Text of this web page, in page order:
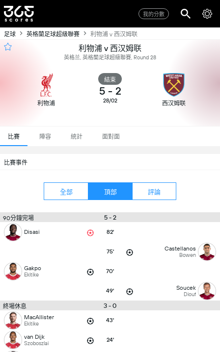
我的分數
足球 英格蘭足球超級聯賽 利物浦 v 西汉姆联
利物浦 v 西汉姆联
英格兰, 英格蘭足球超級聯賽, Round 28
利物浦
結束
5 - 2
28/02 西汉姆联
比賽 陣容 統計 面對面
比賽事件
全部 頂部 評論
90分鐘完場 5 - 2
Disasi 82'
75' Castellanos
Bowen
Gakpo
Ekitike 70'
49' Soucek
Diouf
終場休息 3 - 0
MacAllister
Ekitike 43'
van Dijk
Szoboszlai 24'